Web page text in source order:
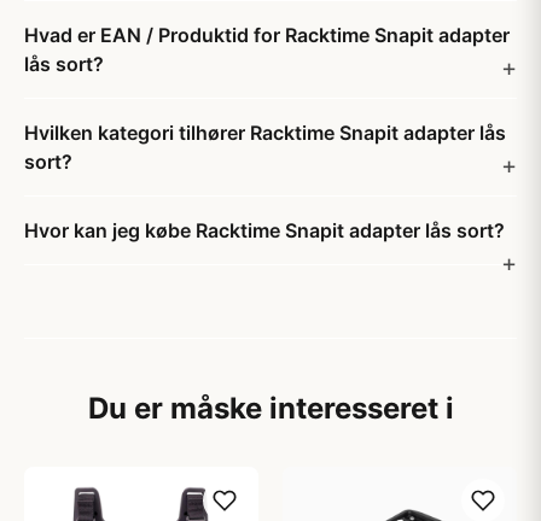
Hvad er EAN / Produktid for Racktime Snapit adapter
lås sort?
Hvilken kategori tilhører Racktime Snapit adapter lås
sort?
Hvor kan jeg købe Racktime Snapit adapter lås sort?
Du er måske interesseret i